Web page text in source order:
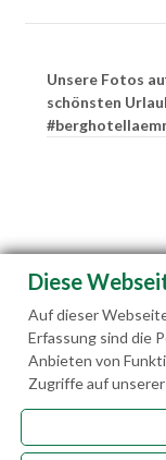
Unsere Fotos
schönsten
Familie
Diese
Auf dieser
Erfassung sind die
Anbieten von
Zugriffe auf